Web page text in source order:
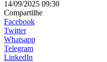
14/09/2025 09:30
Compartilhe
Facebook
Twitter
Whatsapp
Telegram
LinkedIn